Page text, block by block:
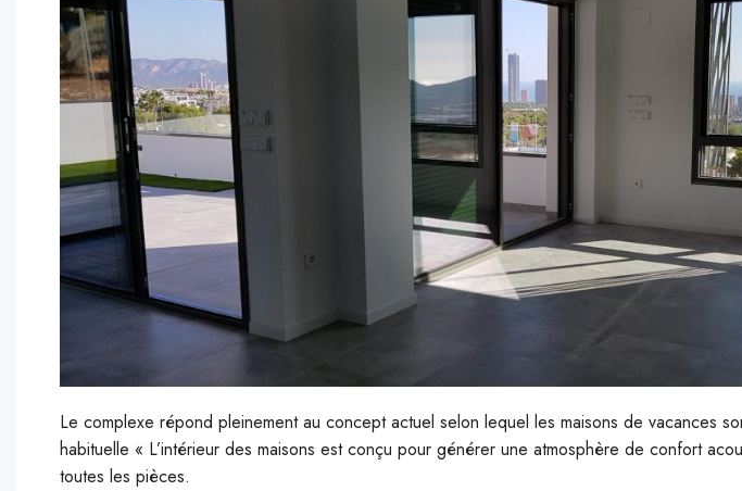
Le complexe répond pleinement au concept actuel selon lequel les maisons de vacances
habituelle « L’intérieur des maisons est conçu pour générer une atmosphère de confort
toutes les pièces.